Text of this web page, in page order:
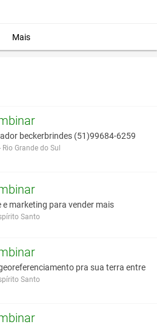
Mais
beckerbrindes (51)99684-6259
Grande do Sul
e marketing para vender mais
Santo
pra sua terra entre
Santo